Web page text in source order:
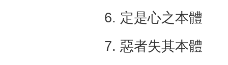
6. 定是心之本
7. 惡者失其本